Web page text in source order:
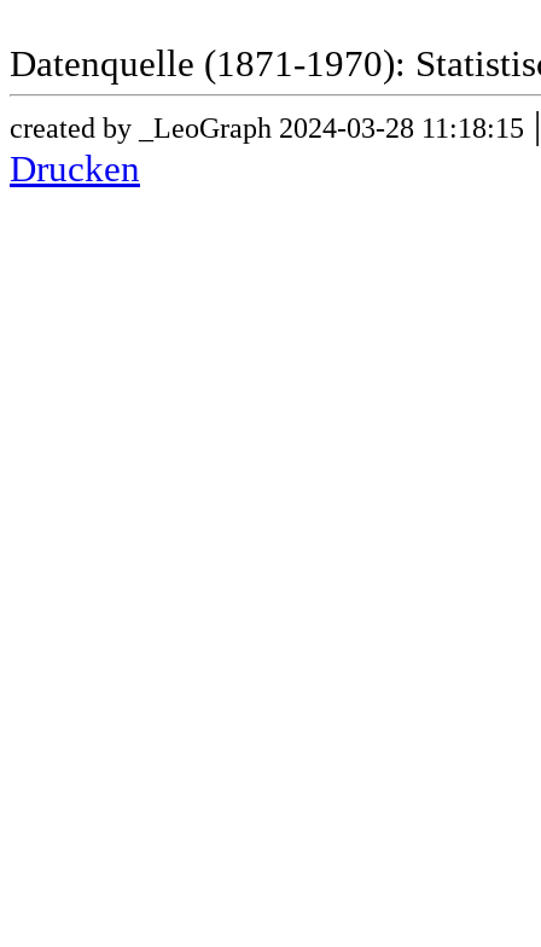
Datenquelle (1871-1970):
created by _LeoGraph 2024-03-28 11:18:15
Drucken